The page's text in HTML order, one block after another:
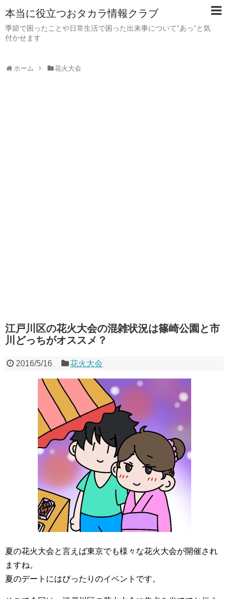
本当に役立つおタカラ情報クラブ
季節で困ったことや日常生活で困った出来事について”あっ”と気
付かせます
ホーム 花火大会
江戸川区の花火大会の混雑状況は篠崎公園と市
川どっちがオススメ？
2016/5/16 花火大会
夏の花火大会と言えば東京でも様々な花火大会が開催され
ますね。
夏のデートにはぴったりのイベントです。